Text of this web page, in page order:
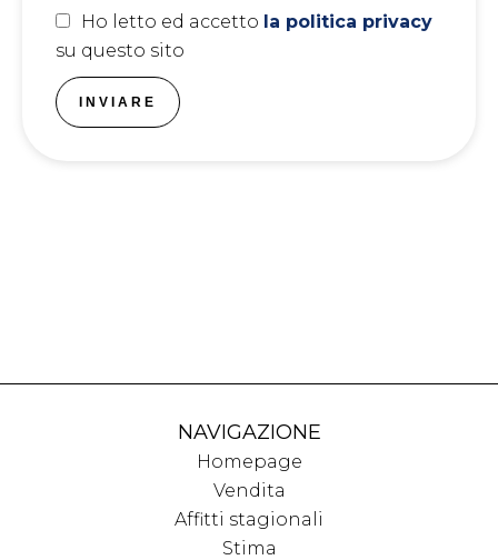
Ho letto ed accetto la politica privacy
su questo sito
INVIARE
NAVIGAZIONE
Homepage
Vendita
Affitti stagionali
Stima